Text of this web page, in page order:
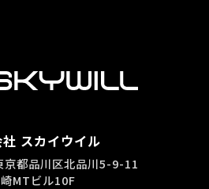
スカイウイル
都品川区北品川5-9-11
MTビル10F